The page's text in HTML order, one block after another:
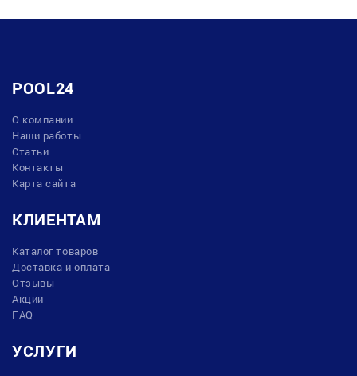
POOL24
О компании
Наши работы
Статьи
Контакты
Карта сайта
КЛИЕНТАМ
Каталог товаров
Доставка и оплата
Отзывы
Акции
FAQ
УСЛУГИ